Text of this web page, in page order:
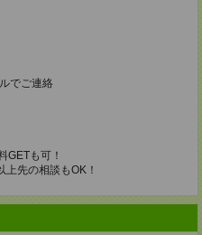
でご連絡
GETも可！
先の相談もOK！